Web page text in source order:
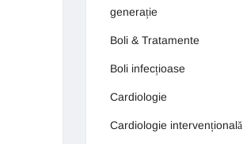
generație
Boli & Tratamente
Boli infecțioase
Cardiologie
Cardiologie intervențională